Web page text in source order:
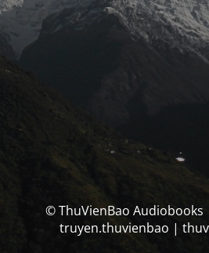
© ThuVienBao
truyen.thuvienbao |